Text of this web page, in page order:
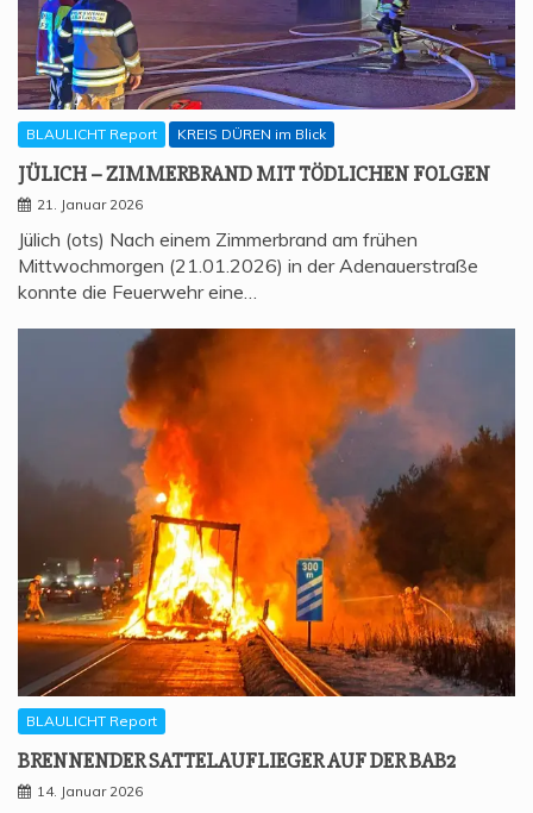
BLAULICHT Report KREIS DÜREN im Blick
JÜLICH – ZIM­MER­BRAND MIT TÖD­LI­CHEN FOLGEN
21. Januar 2026
Jülich (ots) Nach einem Zimmerbrand am frühen
Mittwochmorgen (21.01.2026) in der Adenauerstraße
konnte die Feuerwehr eine…
BLAULICHT Report
BREN­NEN­DER SAT­TEL­AUF­LIE­GER AUF DER BAB2
14. Januar 2026